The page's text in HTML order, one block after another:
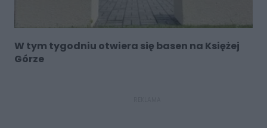
W tym tygodniu otwiera się basen na Księżej
Górze